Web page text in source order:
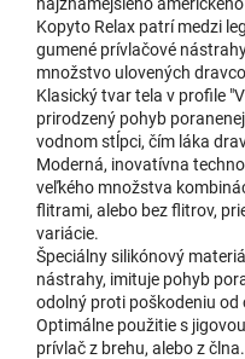
3617R -
u dodávateľa|
3619 -
u dodávateľa
|
Kopyto Relax patrí medzi
gumené prívlačové
množstvo ulovených
Klasický tvar tela v profile
prirodzený pohyb
vodnom stĺpci, čím láka
Moderná, inovatívna
veľkého množstva
flitrami, alebo bez flitrov,
variácie.
Špeciálny silikónový
nástrahy, imituje pohyb
odolný proti poškodeniu
Optimálne použitie s
prívlač z brehu, alebo z člna.